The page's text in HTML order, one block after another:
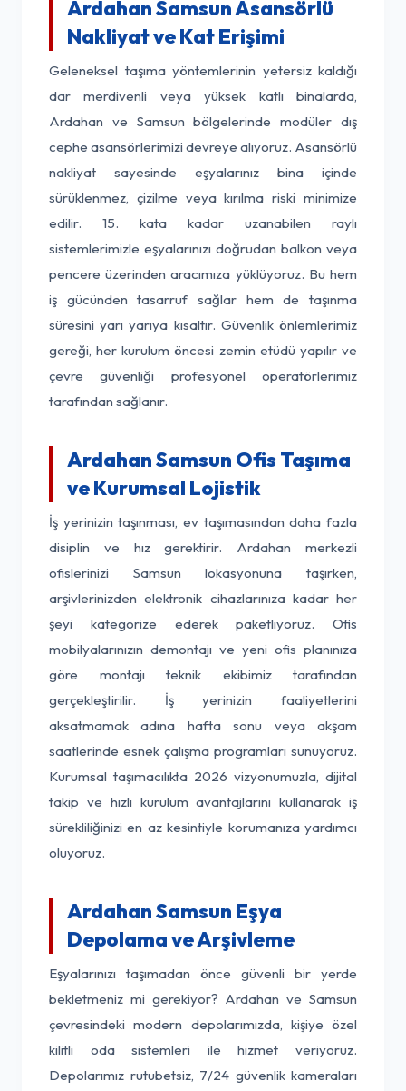
Ardahan Samsun Asansörlü
Nakliyat ve Kat Erişimi
Geleneksel taşıma yöntemlerinin yetersiz kaldığı
dar merdivenli veya yüksek katlı binalarda,
Ardahan ve Samsun bölgelerinde modüler dış
cephe asansörlerimizi devreye alıyoruz. Asansörlü
nakliyat sayesinde eşyalarınız bina içinde
sürüklenmez, çizilme veya kırılma riski minimize
edilir. 15. kata kadar uzanabilen raylı
sistemlerimizle eşyalarınızı doğrudan balkon veya
pencere üzerinden aracımıza yüklüyoruz. Bu hem
iş gücünden tasarruf sağlar hem de taşınma
süresini yarı yarıya kısaltır. Güvenlik önlemlerimiz
gereği, her kurulum öncesi zemin etüdü yapılır ve
çevre güvenliği profesyonel operatörlerimiz
tarafından sağlanır.
Ardahan Samsun Ofis Taşıma
ve Kurumsal Lojistik
İş yerinizin taşınması, ev taşımasından daha fazla
disiplin ve hız gerektirir. Ardahan merkezli
ofislerinizi Samsun lokasyonuna taşırken,
arşivlerinizden elektronik cihazlarınıza kadar her
şeyi kategorize ederek paketliyoruz. Ofis
mobilyalarınızın demontajı ve yeni ofis planınıza
göre montajı teknik ekibimiz tarafından
gerçekleştirilir. İş yerinizin faaliyetlerini
aksatmamak adına hafta sonu veya akşam
saatlerinde esnek çalışma programları sunuyoruz.
Kurumsal taşımacılıkta 2026 vizyonumuzla, dijital
takip ve hızlı kurulum avantajlarını kullanarak iş
sürekliliğinizi en az kesintiyle korumanıza yardımcı
oluyoruz.
Ardahan Samsun Eşya
Depolama ve Arşivleme
Eşyalarınızı taşımadan önce güvenli bir yerde
bekletmeniz mi gerekiyor? Ardahan ve Samsun
çevresindeki modern depolarımızda, kişiye özel
kilitli oda sistemleri ile hizmet veriyoruz.
Depolarımız rutubetsiz, 7/24 güvenlik kameraları